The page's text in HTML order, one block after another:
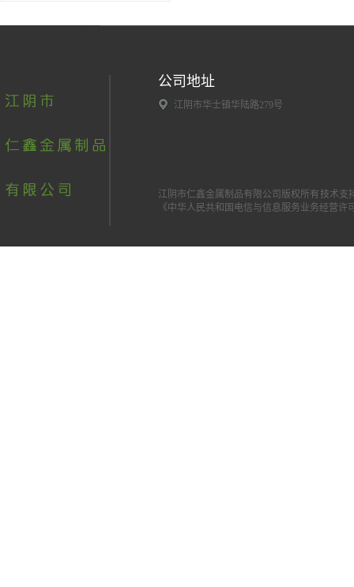
公司地址
江阴市华士镇华陆路279号
江阴市仁鑫金属制品有限公司版权所有 技术支
《中华人民共和国电信与信息服务业务经营许